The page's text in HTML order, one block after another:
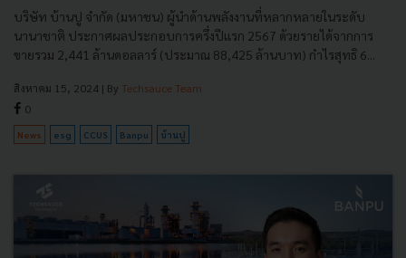
บริษัท บ้านปู จำกัด (มหาชน) ผู้นำด้านพลังงานที่หลากหลายในระดับ
นานาชาติ ประกาศผลประกอบการครึ่งปีแรก 2567 ด้วยรายได้จากการ
ขายรวม 2,441 ล้านดอลลาร์ (ประมาณ 88,425 ล้านบาท) กำไรสุทธิ 6...
สิงหาคม 15, 2024 | By Techsauce Team
0
News esg CCUS Banpu บ้านปู